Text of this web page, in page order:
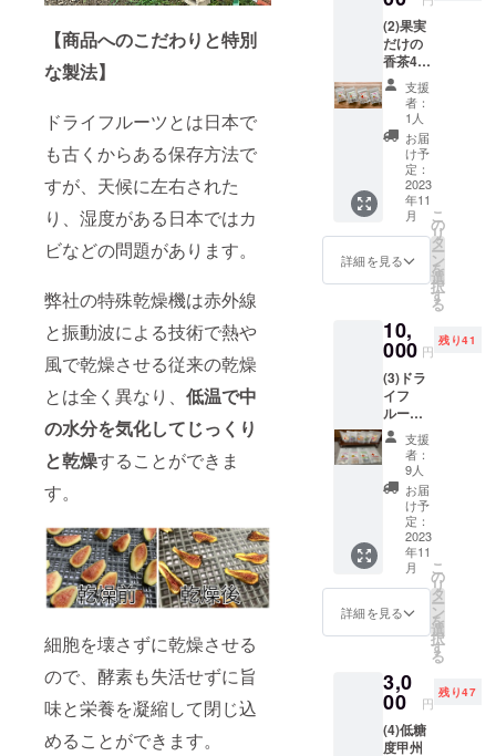
【商品へのこだわりと特別
な製法】
ドライフルーツとは日本で
も古くからある保存方法で
すが、天候に左右された
り、湿度がある日本ではカ
ビなどの問題があります。
弊社の特殊乾燥機は赤外線
と振動波による技術で熱や
風で乾燥させる従来の乾燥
とは全く異なり、 低温で中
の水分を気化してじっくり
と乾燥することができま
す。
細胞を壊さずに乾燥させる
ので、酵素も失活せずに旨
味と栄養を凝縮して閉じ込
めることができます。
林美姫(通
称：リズ)、
クオリティ
コントロー
ル・製造責
任者：馬場
嘉彦(通称：
バッジョ)
チャーリー
とリズは叔
父と姪、
匠のおや
食に携わっ
ていた私リ
ズはお菓子
屋さんで長
年働いてい
ました。そ
の技術を生
かし、無添
実をいろい
展開してい
く、体に良
くて農家さ
んたちの想
ドライ
果実の
種類は
写真と
変更に
なる場
合もご
ざいま
すので
ご了承
くださ
い。
20％オ
フ券の
有効期
日とな
りま
す。
メール
にて
データ
をお送
りさせ
ていた
だきま
す。 原
材料及
び添加
物等の
食品表
示はお
届け商
れま
す。商
品開封
前には
(2)果実
だけの
香茶4種
(ピン
ク、グ
リー
ン、
レッ
ド、
パープ
ル）１
袋入り
セット
＋次回
購入時
20％オ
20％オ
フ券の
有効期
限は1年
となり
ます。
メール
にて
データ
をお送
りさせ
ていた
だきま
す。 原
材料及
び添加
物等の
品のラ
ベルに
表記さ
れま
す。商
支援
者：
1人
お届
け予
定：
2023
年11
月
詳細を見る
こ
の
リ
タ
ー
ン
を
選
択
す
る
10,
000 円
残り41
(3)ドラ
イフ
ルーツ
５種(葡
萄、
シャイ
ンマス
カッ
ト、
柿、
桃、す
もも)
セット
＋果実
だけの
香茶4種
ク、グ
リー
ン、
レッ
ド、
支援
者：
9人
お届
け予
定：
2023
年11
月
詳細を見る
こ
の
リ
タ
ー
ン
を
選
択
す
る
3,0
00 円
残り47
(4)低糖
度甲州